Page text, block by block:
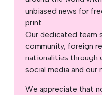
unbiased news for
print.
Our dedicated team
community, foreign
nationalities through
social media and our
We appreciate that